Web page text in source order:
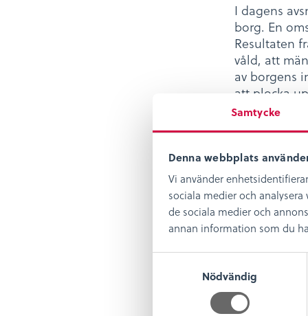
Samtycke
Denna webbplats
Vi använder
sociala medier och
de sociala medier och
annan information som du
Nödvändig
I dagens
borg. En
Resultaten
våld, att
av borgens
att plocka
sannolikt
och våra
Kalmar läns
borg
Mycket nöje!
Gillar du
stötta oss